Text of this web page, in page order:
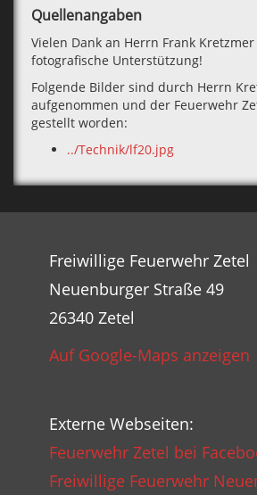
Quellenangaben
Vielen Dank an Herrn Frank
fotografische Unterstützung!
Folgende Bilder sind durch Herrn
aufgenommen und der Feuerwehr
gestellt worden:
../Technik/lf20.jpg
Freiwillige Feuerwehr Zetel
Neuenburger Straße 49
26340 Zetel
Auf Google-Maps anzeigen
Externe Webseiten:
Feuerwehr Zetel bei
Freiwillige Feuerwehr